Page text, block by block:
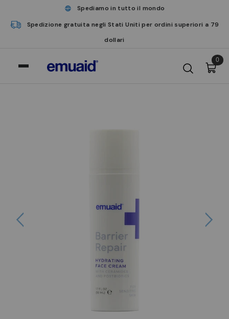
Spediamo in tutto il mondo
Spedizione gratuita negli Stati Uniti per ordini superiori a 79
dollari
0